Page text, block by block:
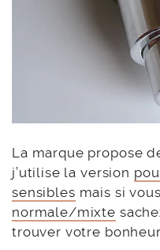
La marque propose
j’utilise la version
sensibles mais si
normale/mixte
trouver votre